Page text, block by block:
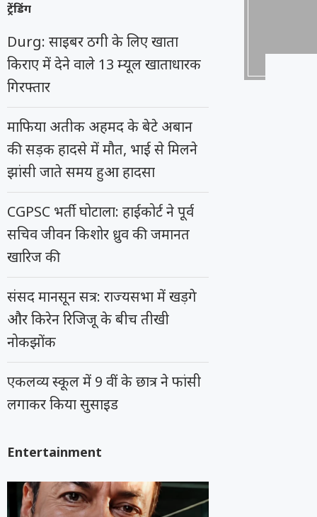
ट्रेंडिंग
Durg: साइबर ठगी के लिए खाता
किराए में देने वाले 13 म्यूल खाताधारक
गिरफ्तार
माफिया अतीक अहमद के बेटे अबान
की सड़क हादसे में मौत, भाई से मिलने
झांसी जाते समय हुआ हादसा
CGPSC भर्ती घोटाला: हाईकोर्ट ने पूर्व
सचिव जीवन किशोर ध्रुव की जमानत
खारिज की
संसद मानसून सत्र: राज्यसभा में खड़गे
और किरेन रिजिजू के बीच तीखी
नोकझोंक
एकलव्य स्कूल में 9 वीं के छात्र ने फांसी
लगाकर किया सुसाइड
Entertainment